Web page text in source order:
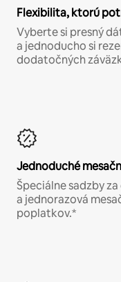
Flexibilita, ktorú
Vyberte si presný
a jednoducho si
dodatočných
Jednoduché
Špeciálne sadzby
a jednorazová
poplatkov.*